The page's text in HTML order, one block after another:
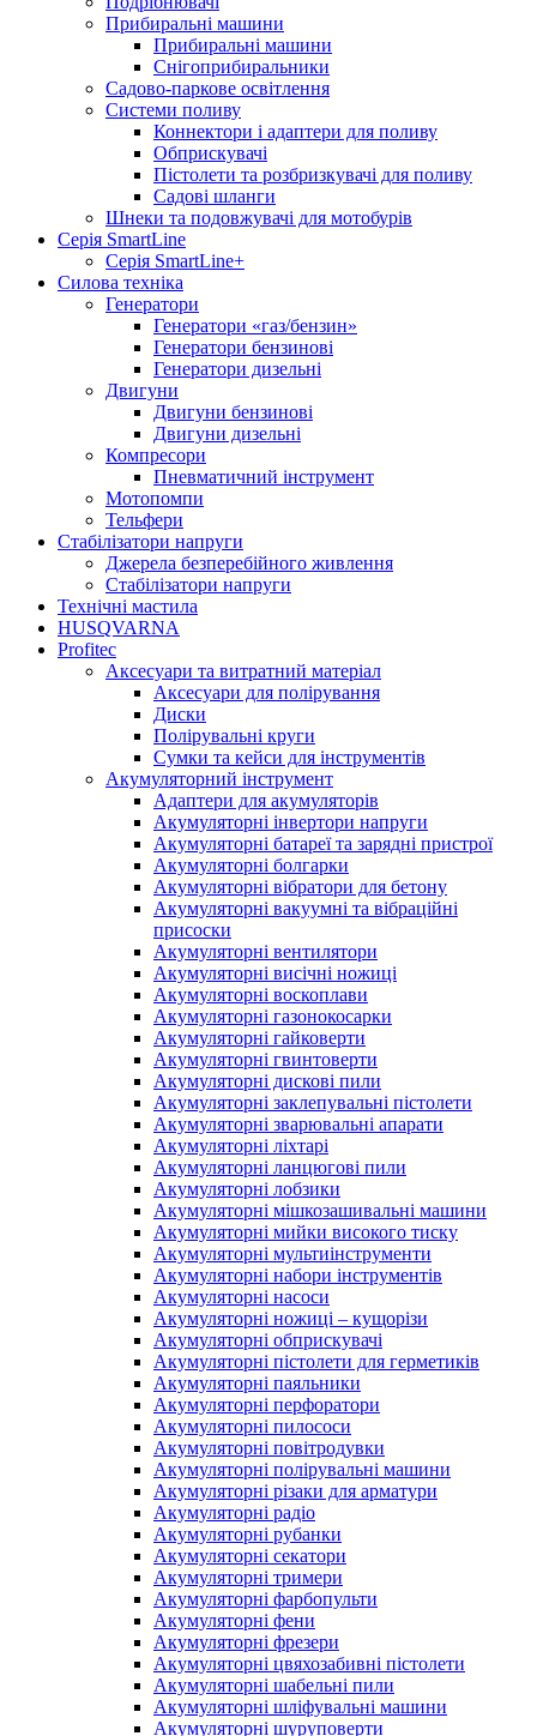
Прибиральні машини
Прибиральні машини
Снігоприбиральники
Садово-паркове освітлення
Системи поливу
Коннектори і адаптери для поливу
Обприскувачі
Пістолети та розбризкувачі для поливу
Садові шланги
Шнеки та подовжувачі для мотобурів
Серія SmartLine
Серія SmartLine+
Силова техніка
Генератори
Генератори «газ/бензин»
Генератори бензинові
Генератори дизельні
Двигуни
Двигуни бензинові
Двигуни дизельні
Компресори
Пневматичний інструмент
Мотопомпи
Тельфери
Стабілізатори напруги
Джерела безперебійного живлення
Стабілізатори напруги
Технічні мастила
HUSQVARNA
Profitec
Аксесуари та витратний матеріал
Аксесуари для полірування
Диски
Полірувальні круги
Сумки та кейси для інструментів
Акумуляторний інструмент
Адаптери для акумуляторів
Акумуляторні інвертори напруги
Акумуляторні батареї та зарядні пристрої
Акумуляторні болгарки
Акумуляторні вібратори для бетону
Акумуляторні вакуумні та вібраційні
присоски
Акумуляторні вентилятори
Акумуляторні висічні ножиці
Акумуляторні воскоплави
Акумуляторні газонокосарки
Акумуляторні гайковерти
Акумуляторні гвинтоверти
Акумуляторні дискові пили
Акумуляторні заклепувальні пістолети
Акумуляторні зварювальні апарати
Акумуляторні ліхтарі
Акумуляторні ланцюгові пили
Акумуляторні лобзики
Акумуляторні мішкозашивальні машини
Акумуляторні мийки високого тиску
Акумуляторні мультиінструменти
Акумуляторні набори інструментів
Акумуляторні насоси
Акумуляторні ножиці – кущорізи
Акумуляторні обприскувачі
Акумуляторні пістолети для герметиків
Акумуляторні паяльники
Акумуляторні перфоратори
Акумуляторні пилососи
Акумуляторні повітродувки
Акумуляторні полірувальні машини
Акумуляторні різаки для арматури
Акумуляторні радіо
Акумуляторні рубанки
Акумуляторні секатори
Акумуляторні тримери
Акумуляторні фарбопульти
Акумуляторні фени
Акумуляторні фрезери
Акумуляторні цвяхозабивні пістолети
Акумуляторні шабельні пили
Акумуляторні шліфувальні машини
Акумуляторні шуруповерти